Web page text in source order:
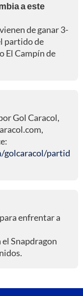
a este
de ganar 3-
partido de
El Campín de
Gol Caracol,
golcaracol/partid
enfrentar a
el Snapdragon